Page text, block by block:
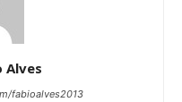
Alves
fabioalves2013